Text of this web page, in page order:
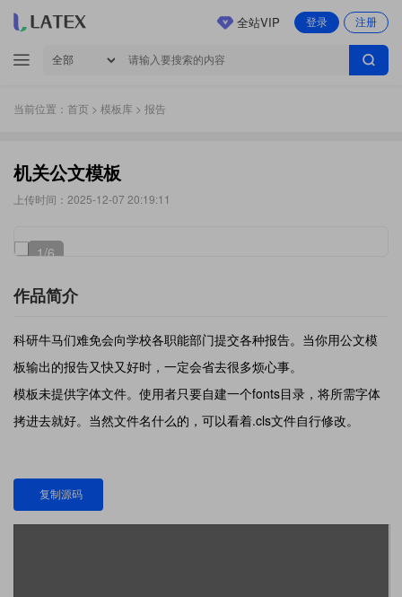
登录 注册
全站VIP
当前位置： 首页 > 模板库 > 报告
机关公文模板
上传时间：2025-12-07 20:19:11
1/6
作品简介
科研牛马们难免会向学校各职能部门提交各种报告。当你用公文模
板输出的报告又快又好时，一定会省去很多烦心事。
模板未提供字体文件。使用者只要自建一个fonts目录，将所需字体
拷进去就好。当然文件名什么的，可以看着.cls文件自行修改。
复制源码